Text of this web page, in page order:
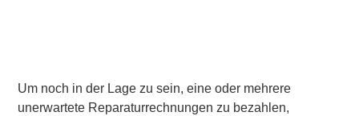
Um noch in der Lage zu sein, eine oder mehrere
unerwartete Reparaturrechnungen zu bezahlen,